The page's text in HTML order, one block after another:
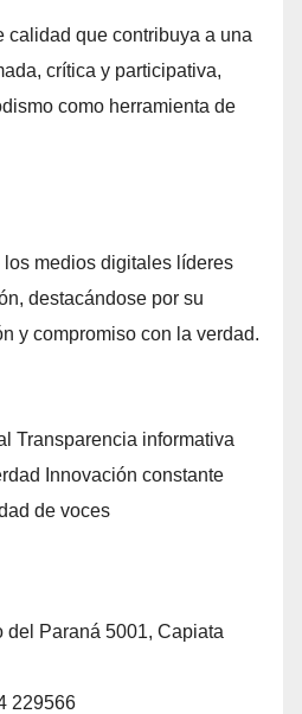
calidad que contribuya a una
crítica y participativa,
como herramienta de
medios digitales líderes
destacándose por su
y compromiso con la verdad.
Transparencia informativa
Innovación constante
de voces
del Paraná 5001, Capiata
229566